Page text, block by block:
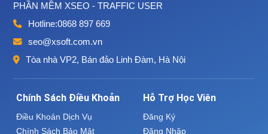
PHẦN MỀM XSEO - TRAFFIC USER
Hotline:0868 897 669
seo@xsoft.com.vn
Tòa nhà VP2, Bán đảo Linh Đàm, Hà Nội
Chính Sách Điều Khoản
Điều Khoản Dịch Vụ
Chính Sách Bảo Mật
Hỗ Trợ Học Viên
Đăng Ký
Đăng Nhập